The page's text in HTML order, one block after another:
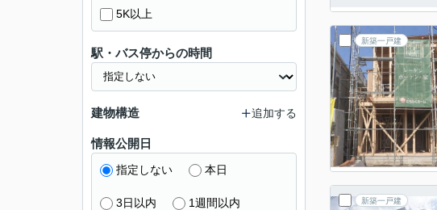
新築一戸建
新築一戸建
5K以上
駅・バス停からの時間
建物構造 追加する
情報公開日
指定しない 本日
3日以内 1週間以内